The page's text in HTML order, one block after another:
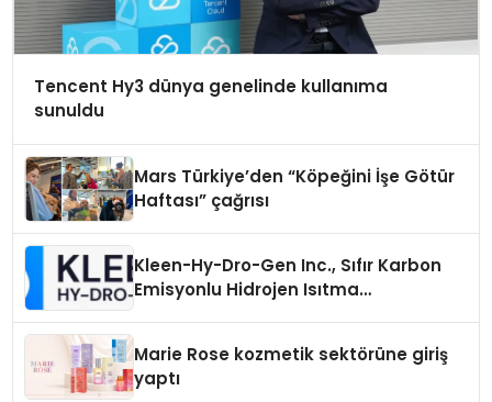
Tencent Hy3 dünya genelinde kullanıma
sunuldu
Mars Türkiye’den “Köpeğini İşe Götür
Haftası” çağrısı
Kleen-Hy-Dro-Gen Inc., Sıfır Karbon
Emisyonlu Hidrojen Isıtma
Marie Rose kozmetik sektörüne giriş
yaptı